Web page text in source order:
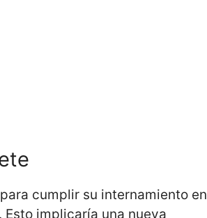
cumplir su internamiento en
implicaría una nueva